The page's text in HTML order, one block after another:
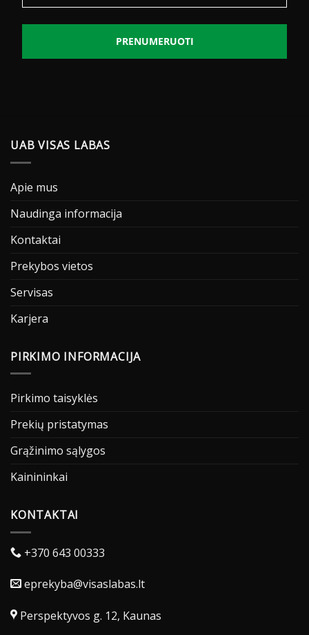
PRENUMERUOTI
UAB VISAS LABAS
Apie mus
Naudinga informacija
Kontaktai
Prekybos vietos
Servisas
Karjera
PIRKIMO INFORMACIJA
Pirkimo taisyklės
Prekių pristatymas
Grąžinimo sąlygos
Kainininkai
KONTAKTAI
+370 643 00333
eprekyba@visaslabas.lt
Perspektyvos g. 12, Kaunas